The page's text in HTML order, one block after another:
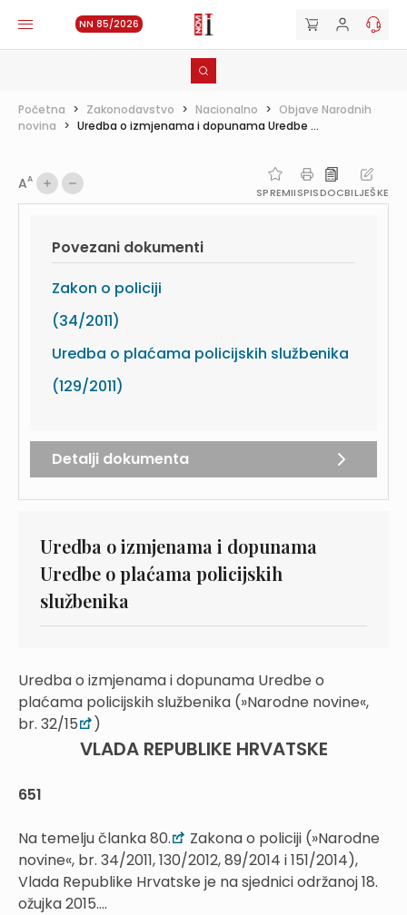
NN 85/2026
Početna > Zakonodavstvo > Nacionalno > Objave Narodnih
novina > Uredba o izmjenama i dopunama Uredbe ...
AA
SPREMIISPISDOCBILJEŠKE
Povezani dokumenti
Zakon o policiji
(34/2011)
Uredba o plaćama policijskih službenika
(129/2011)
Detalji dokumenta
Uredba o izmjenama i dopunama
Uredbe o plaćama policijskih
službenika
Uredba o izmjenama i dopunama Uredbe o
plaćama policijskih službenika (»Narodne novine«,
br. 32/15
)
VLADA REPUBLIKE HRVATSKE
651
Na temelju članka 80.
Zakona o policiji (»Narodne
novine«, br. 34/2011, 130/2012, 89/2014 i 151/2014),
Vlada Republike Hrvatske je na sjednici održanoj 18.
ožujka 2015....